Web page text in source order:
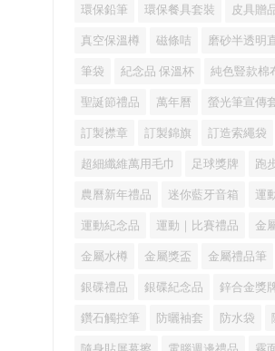
環保鉛筆 環保餐具套裝 皮具贈
真空保溫樽 磁條咭 磨砂半透明
筆袋 紀念品 保溫杯 純色豎款棉
聖誕節禮品 萬年曆 螢光筆宣傳
訂製襟章 訂製錦旗 訂造索繩袋
超細纖維萬用毛巾 足球獎牌 跑
農曆新年禮品 迷你藍牙音箱 運
運動紀念品 運動｜比賽禮品 金
金屬水樽 金屬獎盃 金屬禮品筆
銀碟禮品 銀碟紀念品 鋅合金獎
鑽石觸控筆 防曬袖套 防水袋